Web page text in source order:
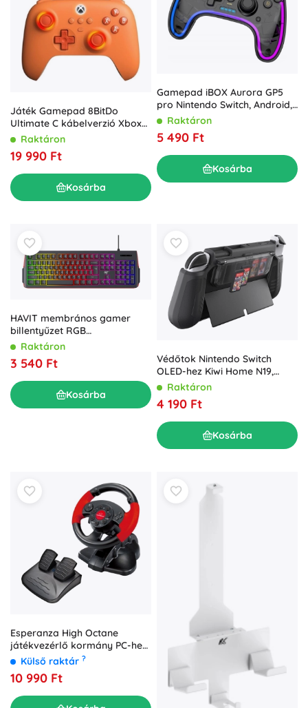
Játék Gamepad 8BitDo
Ultimate C kábelverzió Xbox
számára
Raktáron
19 990 Ft
Kosárba
Gamepad iBOX Aurora GP5
pro Nintendo Switch, Android,
iOS, Windows
Raktáron
5 490 Ft
Kosárba
HAVIT membrános gamer
billentyűzet RGB
háttérvilágítással
Raktáron
3 540 Ft
Kosárba
Védőtok Nintendo Switch
OLED-hez Kiwi Home N19,
fekete
Raktáron
4 190 Ft
Kosárba
Esperanza High Octane
játékvezérlő kormány PC-hez
és PS3-hoz
Külső raktár ?
10 990 Ft